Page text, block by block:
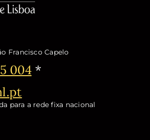
Francisco Capelo
004*
para a rede fixa nacional